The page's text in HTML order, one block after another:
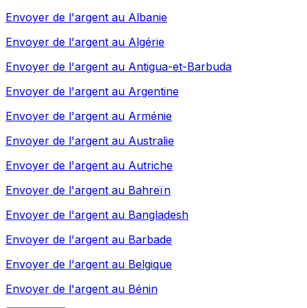
Envoyer de l'argent au Albanie
Envoyer de l'argent au Algérie
Envoyer de l'argent au Antigua-et-Barbuda
Envoyer de l'argent au Argentine
Envoyer de l'argent au Arménie
Envoyer de l'argent au Australie
Envoyer de l'argent au Autriche
Envoyer de l'argent au Bahreïn
Envoyer de l'argent au Bangladesh
Envoyer de l'argent au Barbade
Envoyer de l'argent au Belgique
Envoyer de l'argent au Bénin